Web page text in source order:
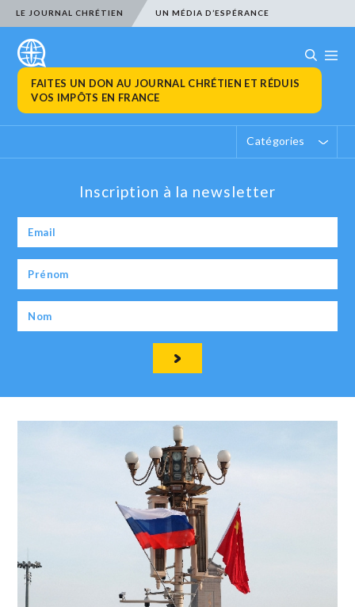
LE JOURNAL CHRÉTIEN UN MÉDIA D’ESPÉRANCE
FAITES UN DON AU JOURNAL CHRÉTIEN ET RÉDUIS
VOS IMPÔTS EN FRANCE
Catégories
Inscription à la newsletter